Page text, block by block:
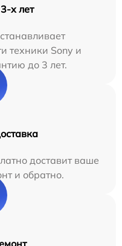
х лет
техники Sony и
до 3 лет.
доставит ваше
и обратно.